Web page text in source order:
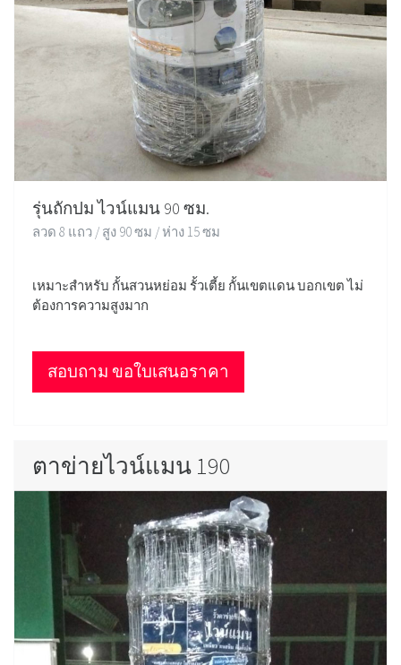
รุ่นถักปม ไวน์แมน 90 ซม.
ลวด 8 แถว / สูง 90 ซม / ห่าง 15 ซม
เหมาะสำหรับ กั้นสวนหย่อม รั้วเตี้ย กั้นเขตแดน บอกเขต ไม่
ต้องการความสูงมาก
สอบถาม ขอใบเสนอราคา
ตาข่ายไวน์แมน 190